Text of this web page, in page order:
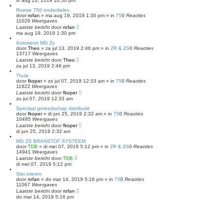
Roewe 750 onderdelen.
doorrofan » ma aug 19, 2019 1:30 pm » in 750 Reacties
11026 Weergaves
Laatste bericht doorrofan
ma aug 19, 2019 1:30 pm
Autoweek MG Zs
doorTheo » za jul 13, 2019 2:46 pm » in ZR & ZS0 Reacties
13717 Weergaves
Laatste bericht doorTheo
za jul 13, 2019 2:46 pm
Thuis
doorfkoper» zo jul 07, 2019 12:33 am » in 750 Reacties
11822 Weergaves
Laatste bericht doorfkoper
zo jul 07, 2019 12:33 am
Speciaal gereedschap distributie
doorfkoper» di jun 25, 2019 2:32 am » in 750 Reacties
10495 Weergaves
Laatste bericht doorfkoper
di jun 25, 2019 2:32 am
MG ZS BRANSTOF SYSTEEM
doorTDB » di mei 07, 2019 5:12 pm » in ZR & ZS0 Reacties
14941 Weergaves
Laatste bericht doorTDB
di mei 07, 2019 5:12 pm
Slot inleren
doorrofan » do mar 14, 2019 5:16 pm » in 750 Reacties
11067 Weergaves
Laatste bericht doorrofan
do mar 14, 2019 5:16 pm